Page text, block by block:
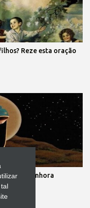
Reze esta oração
Nossa Senhora